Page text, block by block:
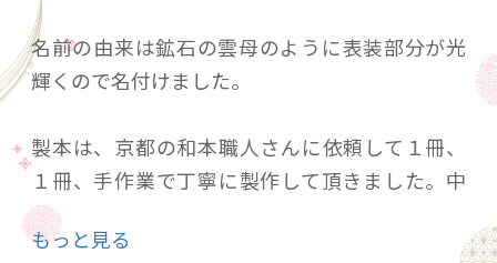
名前の由来は鉱石の雲母のように表装部分が光
輝くので名付けました。
製本は、京都の和本職人さんに依頼して１冊、
１冊、手作業で丁寧に製作して頂きました。中
身の紙質も厳選し、御朱印と墨文字に適した上
質な奉書紙を使用しています。
もっと見る